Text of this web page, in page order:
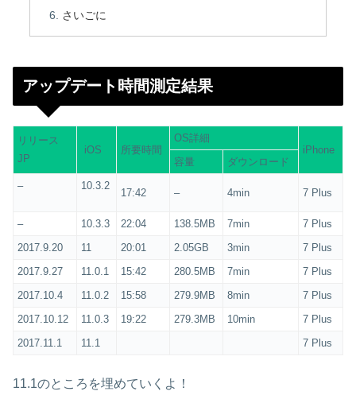
さいごに
アップデート時間測定結果
リリース
JP
iOS 所要時間
OS詳細
iPhone
容量
ダウンロード
–
10.3.2
17:42 – 4min 7 Plus
– 10.3.3 22:04 138.5MB 7min
7 Plus
2017.9.20
11 20:01 2.05GB 3min
7 Plus
2017.9.27
11.0.1 15:42 280.5MB 7min
7 Plus
2017.10.4
11.0.2 15:58 279.9MB 8min
7 Plus
2017.10.12
11.0.3 19:22 279.3MB 10min
7 Plus
2017.11.1
11.1 7 Plus
11.1のところを埋めていくよ！